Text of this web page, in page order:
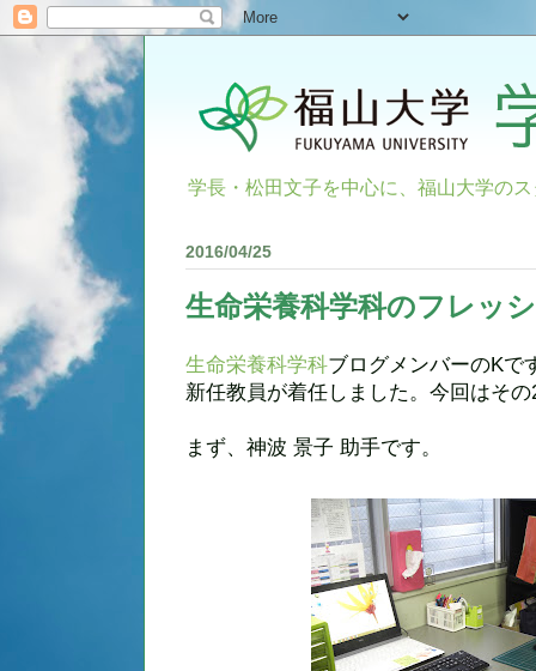
学長・松田文子を中心に、福山大学の
2016/04/25
生命栄養科学科のフレッ
生命栄養科学科ブログメンバーのKで
新任教員が着任しました。今回はそ
まず、神波 景子 助手です。